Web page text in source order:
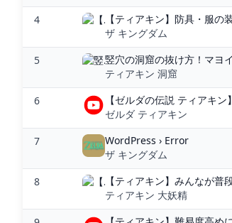
4
【ティアキン】防具・服
ザ キングダム
5
竪穴の洞窟の抜け方！マヨ
ティアキン 洞窟
6
【ゼルダの伝説 ティアキ
ゼルダ ティアキン
7
WordPress › Error
ザ キングダム
8
【ティアキン】みんなが
ティアキン 大妖精